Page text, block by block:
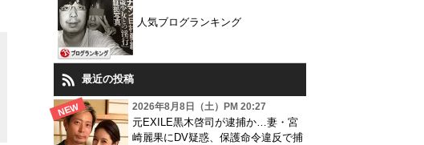
人気ブログランキング
最近の投稿
2026年8月8日（土）PM 20:27
元EXILE黒木啓司が逮捕か…妻・宮
崎麗果にDV疑惑、保護命令違反で捕